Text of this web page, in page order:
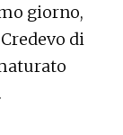
giorno,
di